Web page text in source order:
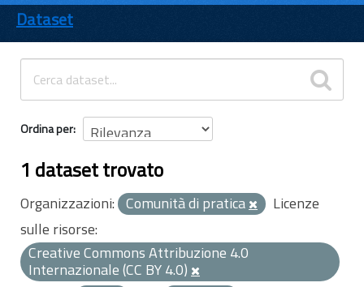
ENTI
TEMI
INFORMAZIONI
Dataset
Ordina per
1 dataset trovato
Organizzazioni: Comunità di pratica
Licenze
sulle risorse:
Creative Commons Attribuzione 4.0
Internazionale (CC BY 4.0)